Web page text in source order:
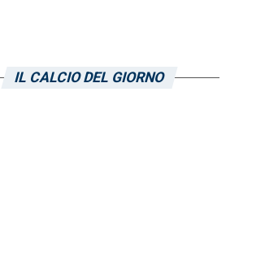
IL CALCIO DEL GIORNO